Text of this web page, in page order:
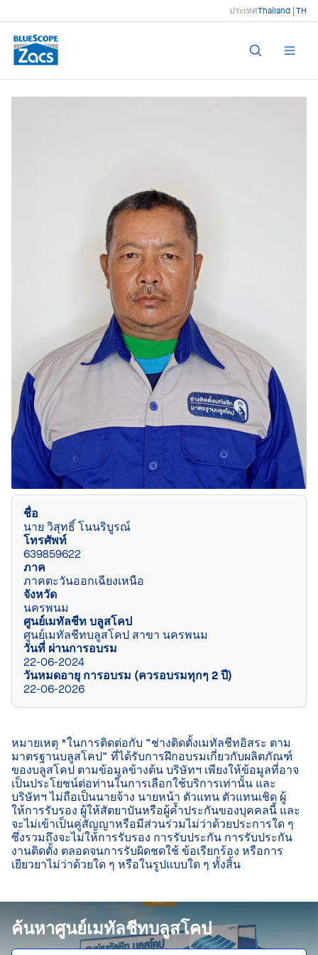
ประเทศThailand | TH
ชื่อ
นาย วิสุทธิ์ โนนริบูรณ์
โทรศัพท์
639859622
ภาค
ภาคตะวันออกเฉียงเหนือ
จังหวัด
นครพนม
ศูนย์เมทัลชีท บลูสโคป
ศูนย์เมทัลชีทบลูสโคป สาขา นครพนม
วันที่ ผ่านการอบรม
22-06-2024
วันหมดอายุ การอบรม (ควรอบรมทุกๆ 2 ปี)
22-06-2026
หมายเหตุ *ในการติดต่อกับ “ช่างติดตั้งเมทัลชีทอิสระ ตาม
มาตรฐานบลูสโคป” ที่ได้รับการฝึกอบรมเกี่ยวกับผลิตภัณฑ์
ของบลูสโคป ตามข้อมูลข้างต้น บริษัทฯ เพียงให้ข้อมูลที่อาจ
เป็นประโยชน์ต่อท่านในการเลือกใช้บริการเท่านั้น และ
บริษัทฯ ไม่ถือเป็นนายจ้าง นายหน้า ตัวแทน ตัวแทนเชิด ผู้
ให้การรับรอง ผู้ให้สัตยาบันหรือผู้ค้ำประกันของบุคคลนี้ และ
จะไม่เข้าเป็นคู่สัญญาหรือมีส่วนร่วมไม่ว่าด้วยประการใด ๆ
ซึ่งรวมถึงจะไม่ให้การรับรอง การรับประกัน การรับประกัน
งานติดตั้ง ตลอดจนการรับผิดชดใช้ ข้อเรียกร้อง หรือการ
เยียวยาไม่ว่าด้วยใด ๆ หรือในรูปแบบใด ๆ ทั้งสิ้น
ค้นหาศูนย์เมทัลชีทบลูสโคป